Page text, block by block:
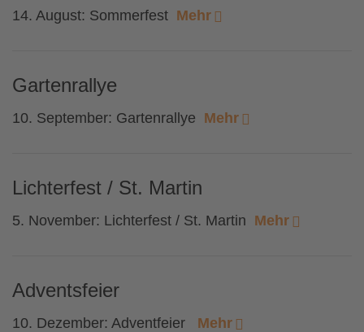
14. August: Sommerfest Mehr
Gartenrallye
10. September: Gartenrallye Mehr
Lichterfest / St. Martin
5. November: Lichterfest / St. Martin Mehr
Adventsfeier
10. Dezember: Adventfeier Mehr